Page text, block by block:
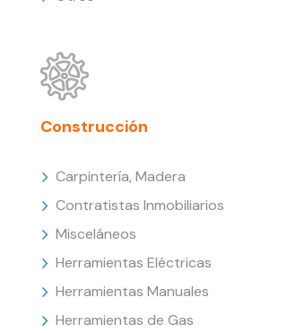
Construcción
Carpintería, Madera
Contratistas Inmobiliarios
Misceláneos
Herramientas Eléctricas
Herramientas Manuales
Herramientas de Gas